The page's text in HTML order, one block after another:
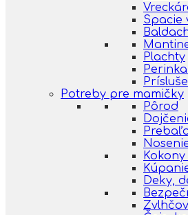
Spacie
Plachty
Potreby pre mamičky
Pôrod
Deky,